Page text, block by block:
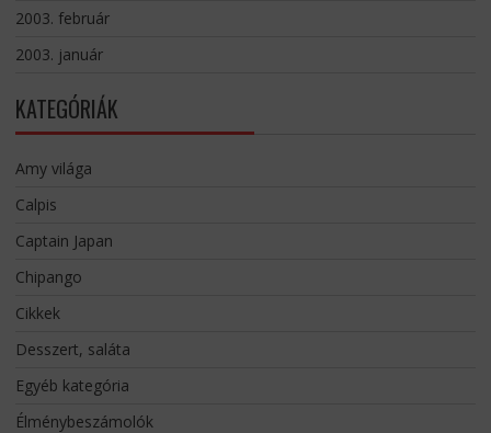
2003. február
2003. január
KATEGÓRIÁK
Amy világa
Calpis
Captain Japan
Chipango
Cikkek
Desszert, saláta
Egyéb kategória
Élménybeszámolók